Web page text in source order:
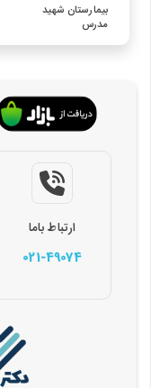
بیمارستان شهید
مدرس
ارتباط باما
021-49074